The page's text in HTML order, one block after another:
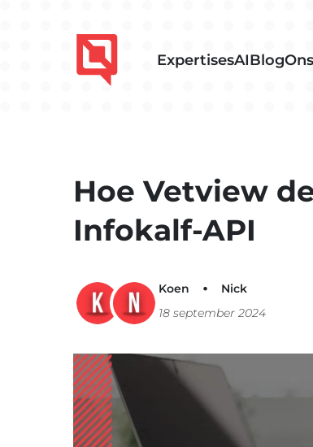
ExpertisesAIBlog
Hoe Vetview
Infokalf-API
Koen
Nick
18 september 2024